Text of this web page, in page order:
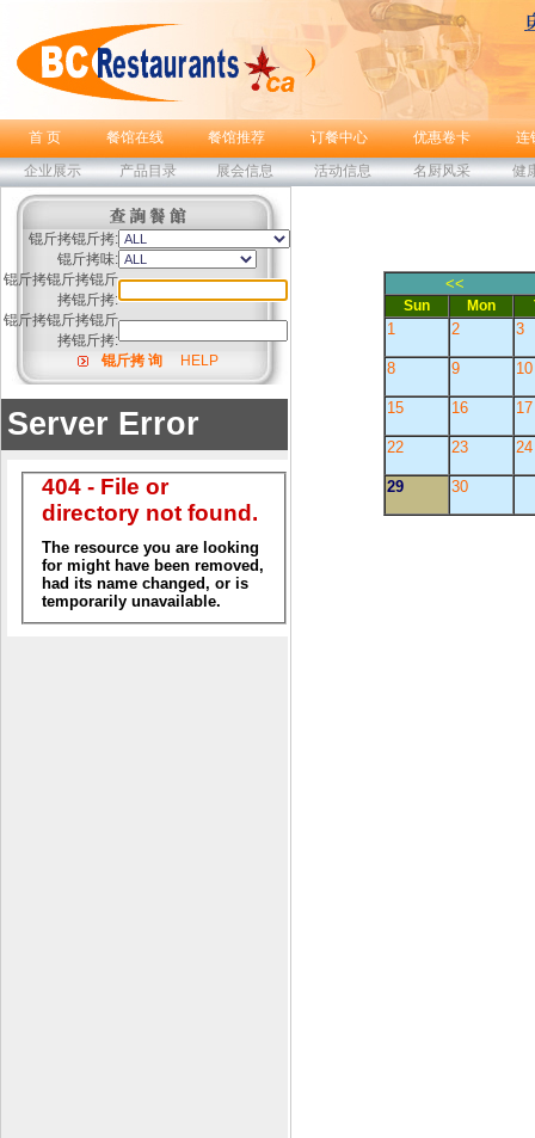
首 页 餐馆在线 餐馆推荐 订餐中心 优惠卷卡
连
企业展示
产品目录 展会信息 活动信息 名厨风采 健
锟斤拷锟斤拷:
锟斤拷味:
锟斤拷锟斤拷锟斤
拷锟斤拷:
锟斤拷锟斤拷锟斤
拷锟斤拷:
锟斤拷 询
HELP
<<
Sun Mon
1 2 3
8 9 10
15 16 17
22 23 24
29 30